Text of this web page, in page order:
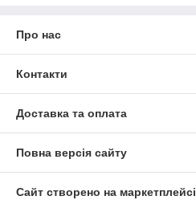
Про нас
Контакти
Доставка та оплата
Повна версія сайту
Сайт створено на маркетплейсі